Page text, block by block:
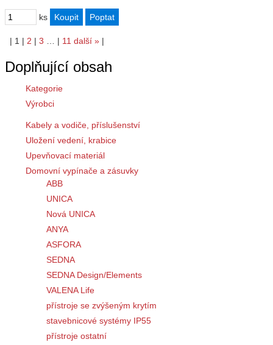
ks
| 1 | 2 | 3 | 11 další » |
Doplňující obsah
Kategorie
Výrobci
Kabely a vodiče, příslušenství
Uložení vedení, krabice
Upevňovací materiál
Domovní vypínače a zásuvky
ABB
UNICA
Nová UNICA
ANYA
ASFORA
SEDNA
SEDNA Design/Elements
VALENA Life
přístroje se zvýšeným krytím
stavebnicové systémy IP55
přístroje ostatní